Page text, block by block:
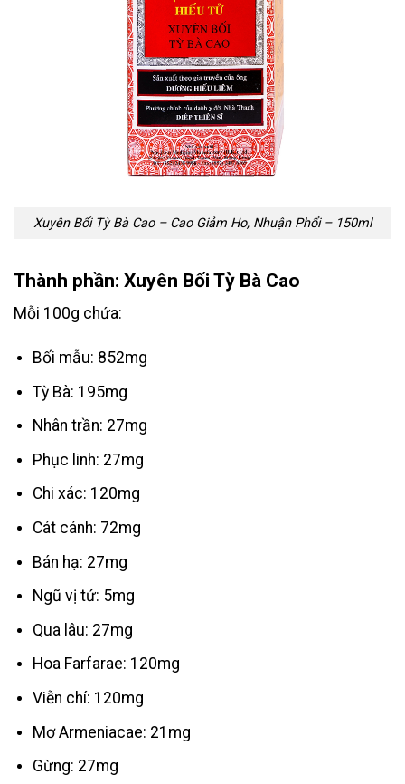
Xuyên Bối Tỳ Bà Cao – Cao Giảm Ho, Nhuận Phổi – 150ml
Thành phần: Xuyên Bối Tỳ Bà Cao
Mỗi 100g chứa:
Bối mẫu: 852mg
Tỳ Bà: 195mg
Nhân trần: 27mg
Phục linh: 27mg
Chi xác: 120mg
Cát cánh: 72mg
Bán hạ: 27mg
Ngũ vị tứ: 5mg
Qua lâu: 27mg
Hoa Farfarae: 120mg
Viễn chí: 120mg
Mơ Armeniacae: 21mg
Gừng: 27mg